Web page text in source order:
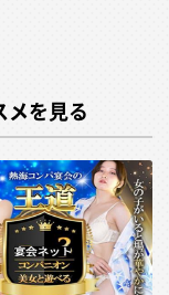
メを見る